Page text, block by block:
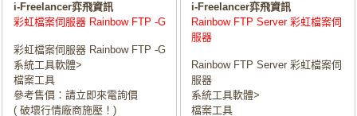
i-Freelancer弈飛資訊
彩虹檔案伺服器 Rainbow FTP -G
彩虹檔案伺服器 Rainbow FTP -G
系統工具軟體>
檔案工具
參考售價：請立即來電詢價
( 破壞行情廠商施壓！)
i-Freelancer弈飛資訊
Rainbow FTP Server 彩虹檔案伺
服器
Rainbow FTP Server 彩虹檔案伺
服器
系統工具軟體>
檔案工具